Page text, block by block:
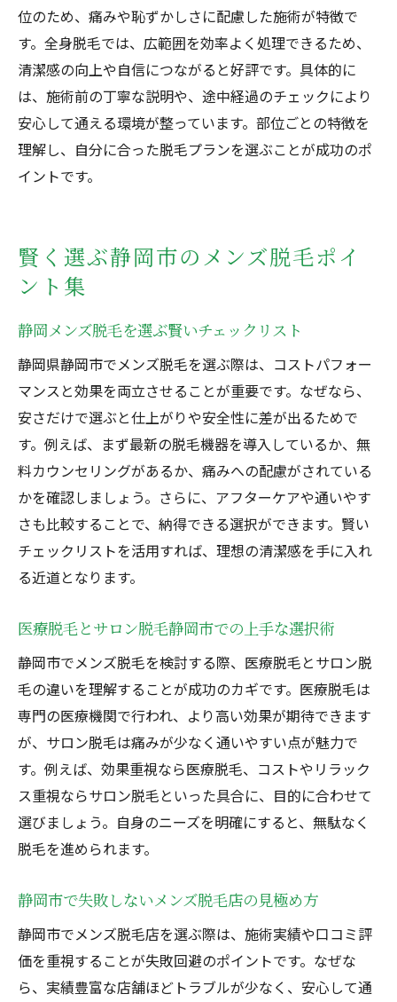
位のため、痛みや恥ずかしさに配慮した施術が特徴で
す。全身脱毛では、広範囲を効率よく処理できるため、
清潔感の向上や自信につながると好評です。具体的に
は、施術前の丁寧な説明や、途中経過のチェックにより
安心して通える環境が整っています。部位ごとの特徴を
理解し、自分に合った脱毛プランを選ぶことが成功のポ
イントです。
賢く選ぶ静岡市のメンズ脱毛ポイ
ント集
静岡メンズ脱毛を選ぶ賢いチェックリスト
静岡県静岡市でメンズ脱毛を選ぶ際は、コストパフォー
マンスと効果を両立させることが重要です。なぜなら、
安さだけで選ぶと仕上がりや安全性に差が出るためで
す。例えば、まず最新の脱毛機器を導入しているか、無
料カウンセリングがあるか、痛みへの配慮がされている
かを確認しましょう。さらに、アフターケアや通いやす
さも比較することで、納得できる選択ができます。賢い
チェックリストを活用すれば、理想の清潔感を手に入れ
る近道となります。
医療脱毛とサロン脱毛静岡市での上手な選択術
静岡市でメンズ脱毛を検討する際、医療脱毛とサロン脱
毛の違いを理解することが成功のカギです。医療脱毛は
専門の医療機関で行われ、より高い効果が期待できます
が、サロン脱毛は痛みが少なく通いやすい点が魅力で
す。例えば、効果重視なら医療脱毛、コストやリラック
ス重視ならサロン脱毛といった具合に、目的に合わせて
選びましょう。自身のニーズを明確にすると、無駄なく
脱毛を進められます。
静岡市で失敗しないメンズ脱毛店の見極め方
静岡市でメンズ脱毛店を選ぶ際は、施術実績や口コミ評
価を重視することが失敗回避のポイントです。なぜな
ら、実績豊富な店舗ほどトラブルが少なく、安心して通